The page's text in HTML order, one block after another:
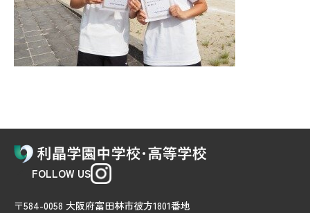
FOLLOW US
〒584-0058 大阪府富田林市彼方1801番地